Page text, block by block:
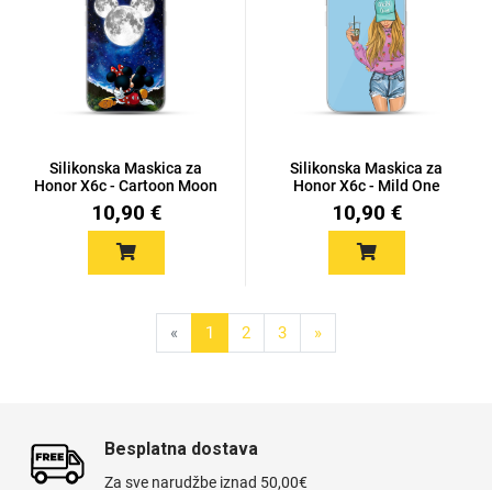
Silikonska Maskica za
Honor X6c - Cartoon Moon
10,90 €
Silikonska Maskica za
Honor X6c - Mild One
10,90 €
« 1 2 3 »
Besplatna dostava
Za sve narudžbe iznad 50,00€